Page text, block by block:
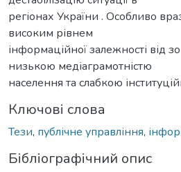
регіонах України . Особливо
високим рівнем
інформаційної залежності від
низькою медіаграмотністю
населення та слабкою
Ключові слова
Тези, публічне управління,
Бібліографічний опис